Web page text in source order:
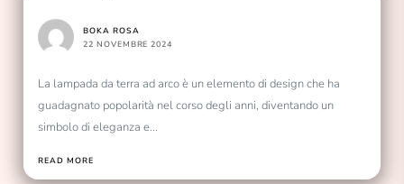
lettoBOKA ROSA
22 NOVEMBRE 2024
La lampada da terra ad arco è un elemento di design che ha
guadagnato popolarità nel corso degli anni, diventando un
simbolo di eleganza e...
READ MORE